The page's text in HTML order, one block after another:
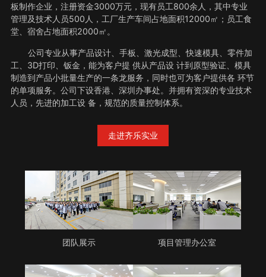
板制作企业，注册资金3000万元，现有员工800余人，其中专业
管理及技术人员500人，工厂生产车间占地面积12000㎡；员工食
堂、宿舍占地面积2000㎡。
公司专业从事产品设计、手板、激光成型、快速模具、零件加
工、3D打印、钣金，能为客户提 供从产品设 计到原型验证、模具
制造到产品小批量生产的一条龙服务，同时也可为客户提供各 环节
的单项服务。公司下设香港、深圳办事处。并拥有资深的专业技术
人员，先进的加工设 备，规范的质量控制体系。
走进齐乐实业
团队展示 项目管理办公室